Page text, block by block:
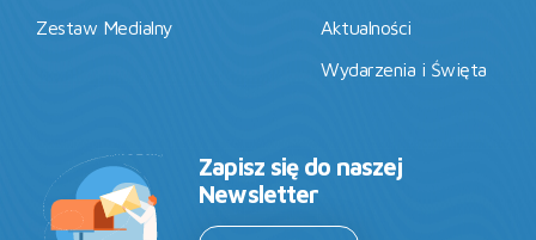
Zestaw Medialny
Aktualności
Wydarzenia i Święta
Zapisz się do naszej
Newsletter